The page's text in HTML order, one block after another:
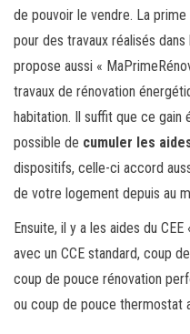
de pouvoir le vendre. La
pour des travaux réalisés dans
propose aussi «
travaux de rénovation
habitation. Il suffit que ce gain
possible de cumuler les
dispositifs, celle-ci accord
de votre logement depuis au
Ensuite, il y a les aides du
avec un CCE standard, coup
coup de pouce rénovation
ou coup de pouce thermostat